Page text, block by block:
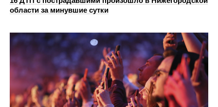
области за минувшие сутки